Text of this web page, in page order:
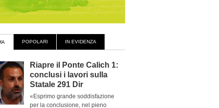
POPOLARI IN EVIDENZA
Riapre il Ponte Calich 1:
conclusi i lavori sulla
Statale 291 Dir
«Esprimo grande soddisfazione
per la conclusione, nel pieno